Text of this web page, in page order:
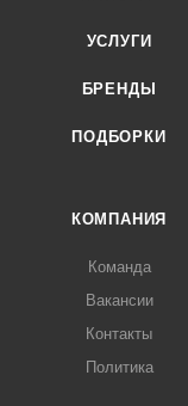
УСЛУГИ
БРЕНДЫ
ПОДБОРКИ
КОМПАНИЯ
Команда
Вакансии
Контакты
Политика